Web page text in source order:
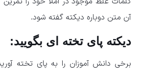
آن متن دوباره دیکته گفته شود.
دیکته پای تخته ای بگویید:
برخی دانش آموزان را به پای تخته